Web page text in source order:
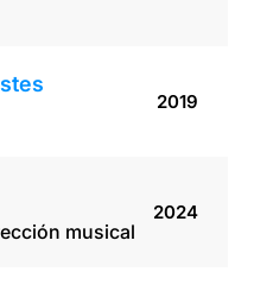
2019
musical
2024